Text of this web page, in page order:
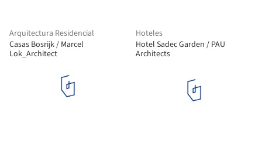
Arquitectura Residencial
Casas Bosrijk / Marcel
Lok_Architect
Hoteles
Hotel Sadec Garden / PAU
Architects